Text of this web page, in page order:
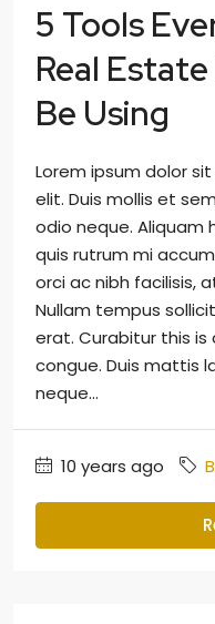
5 Tools
Real
Be Using
Lorem ipsum dolor
elit. Duis mollis et
odio neque. Aliquam
quis rutrum mi
orci ac nibh facilisis,
Nullam tempus
erat. Curabitur this
congue. Duis mattis
neque...
10 years ago